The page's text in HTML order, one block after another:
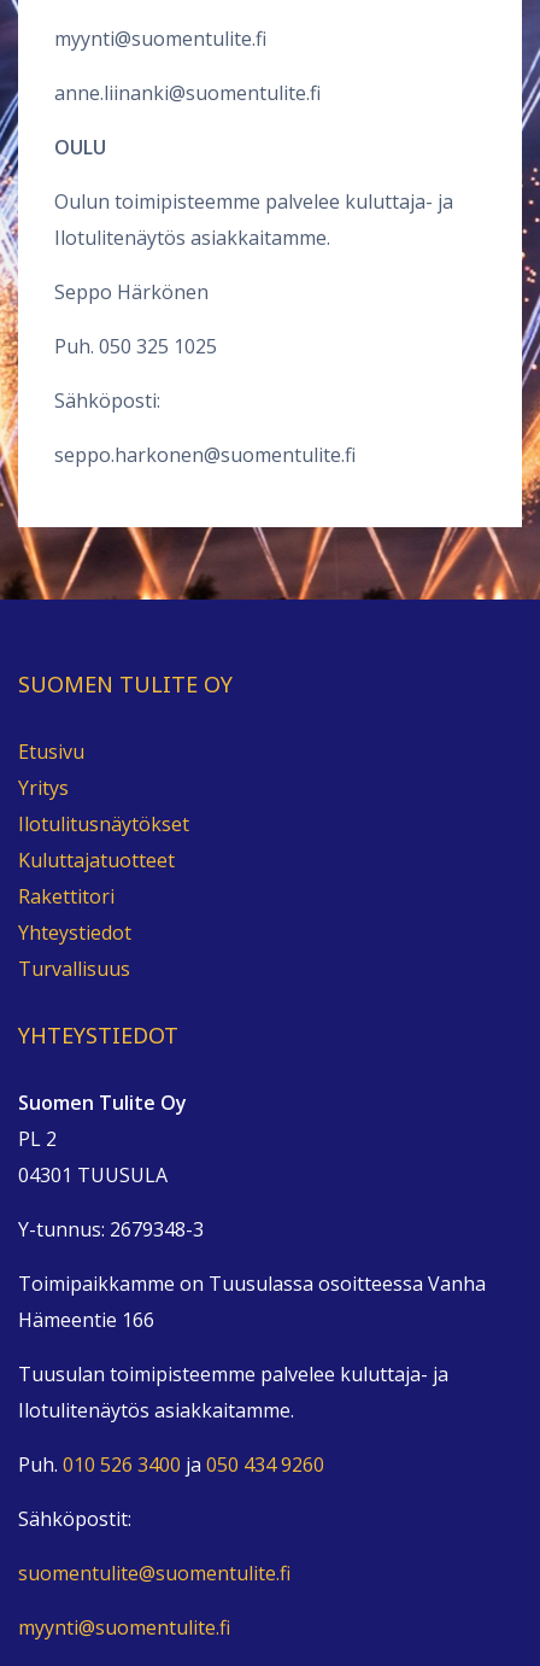
myynti@suomentulite.fi
anne.liinanki@suomentulite.fi
OULU
Oulun toimipisteemme palvelee kuluttaja- ja
Ilotulitenäytös asiakkaitamme.
Seppo Härkönen
Puh. 050 325 1025
Sähköposti:
seppo.harkonen@suomentulite.fi
SUOMEN TULITE OY
Etusivu
Yritys
Ilotulitusnäytökset
Kuluttajatuotteet
Rakettitori
Yhteystiedot
Turvallisuus
YHTEYSTIEDOT
Suomen Tulite Oy
PL 2
04301 TUUSULA
Y-tunnus: 2679348-3
Toimipaikkamme on Tuusulassa osoitteessa Vanha
Hämeentie 166
Tuusulan toimipisteemme palvelee kuluttaja- ja
Ilotulitenäytös asiakkaitamme.
Puh. 010 526 3400 ja 050 434 9260
Sähköpostit:
suomentulite@suomentulite.fi
myynti@suomentulite.fi